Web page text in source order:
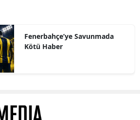
Fenerbahçe’ye Savunmada
Kötü Haber